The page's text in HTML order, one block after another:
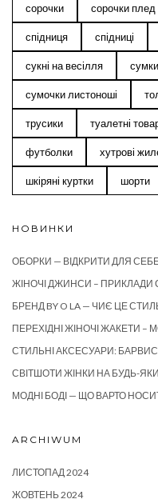
сорочки сорочки плед
спідниця спідниці
сукні на весілля сумки
сумочки листоноші
трусики туалетні
футболки хутрові
шкіряні куртки шорти
НОВИНКИ
ОБОРКИ — ВІДКРИТИ ДЛЯ
ЖІНОЧІ ДЖИНСИ – ПРИКЛАДИ
БРЕНД BY O LA — ЧИЄ ЦЕ
ПЕРЕХІДНІ ЖІНОЧІ ЖАКЕТИ –
СТИЛЬНІ АКСЕСУАРИ:
СВІТШОТИ ЖІНКИ НА БУДЬ-
МОДНІ БОДІ — ЩО ВАРТО
ARCHIWUM
ЛИСТОПАД 2024
ЖОВТЕНЬ 2024